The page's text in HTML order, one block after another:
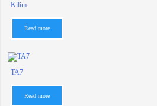
Kilim
Read more
TA7
Read more